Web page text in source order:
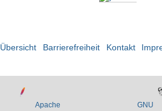
Übersicht Barrierefreiheit Kontakt
Apache GNU